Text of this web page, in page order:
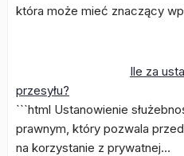
która może mieć znaczący
Ile za
przesyłu?
```html Ustanowienie
prawnym, który pozwala
na korzystanie z prywatnej…